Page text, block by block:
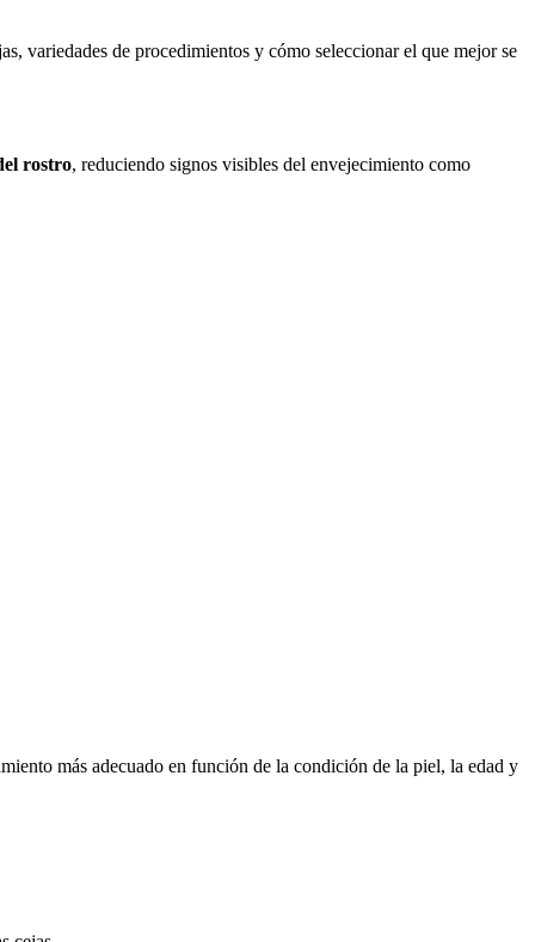
variedades de procedimientos y cómo seleccionar el que mejor se
rostro, reduciendo signos visibles del envejecimiento como
más adecuado en función de la condición de la piel, la edad y